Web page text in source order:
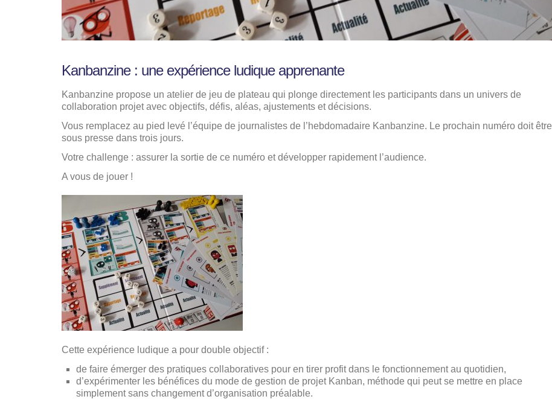
Kanbanzine : une expérience ludique apprenante
Kanbanzine propose un atelier de jeu de plateau qui plonge directement les participants dans un univers de
collaboration projet avec objectifs, défis, aléas, ajustements et décisions.
Vous remplacez au pied levé l’équipe de journalistes de l’hebdomadaire Kanbanzine. Le prochain numéro doit être
sous presse dans trois jours.
Votre challenge : assurer la sortie de ce numéro et développer rapidement l’audience.
A vous de jouer !
Cette expérience ludique a pour double objectif :
de faire émerger des pratiques collaboratives pour en tirer profit dans le fonctionnement au quotidien,
d’expérimenter les bénéfices du mode de gestion de projet Kanban, méthode qui peut se mettre en place
simplement sans changement d’organisation préalable.